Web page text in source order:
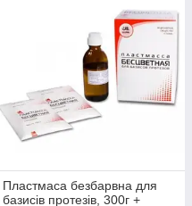
Пластмаса безбарвна для
базисів протезів, 300г +